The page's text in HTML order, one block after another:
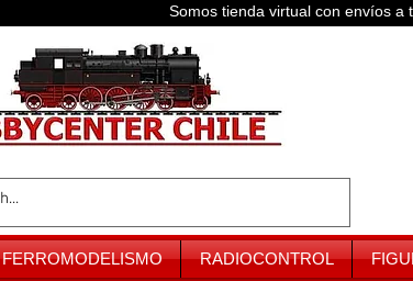
Somos tienda virtual con envíos
FERROMODELISMO RADIOCONTROL